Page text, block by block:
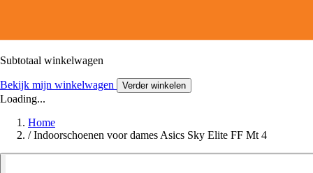
Subtotaal winkelwagen
Bekijk mijn winkelwagen Verder winkelen
Loading...
Home
/ Indoorschoenen voor dames Asics Sky Elite FF Mt 4